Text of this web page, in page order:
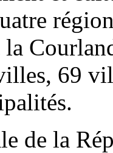
la
69
de la